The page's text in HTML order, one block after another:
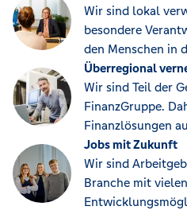
Wir sind lokal
besondere
den Menschen in
Überregional
Wir sind Teil der
FinanzGruppe.
Finanzlösungen
Jobs mit Zukunft
Wir sind
Branche mit vielen